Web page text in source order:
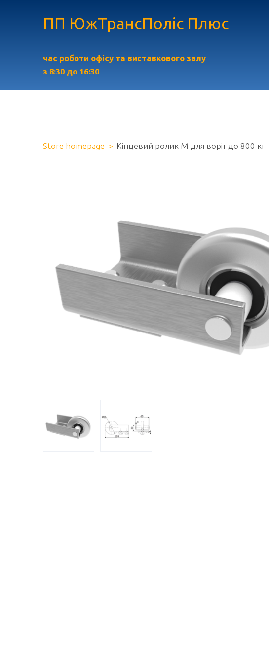
ПП ЮжТрансПоліс Плюс
час роботи офісу та виставкового залу
з 8:30 до 16:30
Store homepage Кінцевий ролик М для воріт до 800 кг